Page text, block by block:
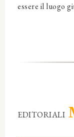
essere il luogo
EDITORIALI